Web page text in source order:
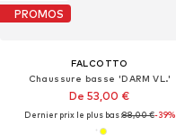
PROMOS
FALCOTTO
Chaussure basse 'DARM VL.'
De 53,00 €
Dernier prix le plus bas :88,00 €-39%